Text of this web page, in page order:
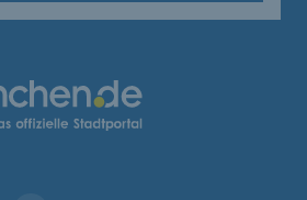
Links